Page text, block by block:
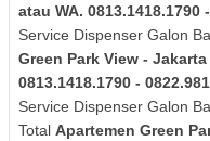
atau WA. 0813.1418.1790
Service Dispenser Galon
Green Park View -
0813.1418.1790 -
Service Dispenser Galon
Total Apartemen Green